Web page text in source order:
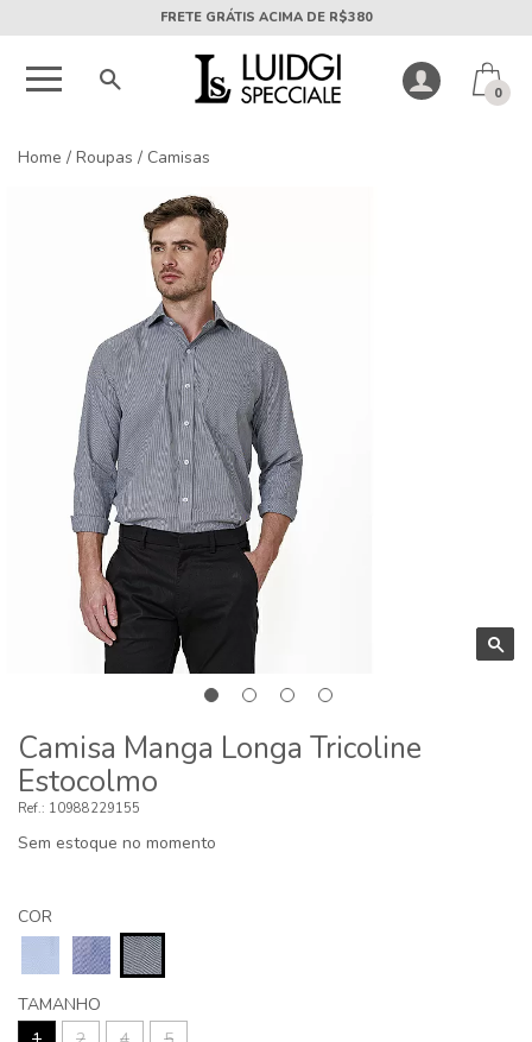
5X SEM JUROS PARCELA MÍNIMA DE R$50
0
Home / Roupas / Camisas
Camisa Manga Longa Tricoline
Estocolmo
10988229155
Sem estoque no momento
COR
TAMANHO